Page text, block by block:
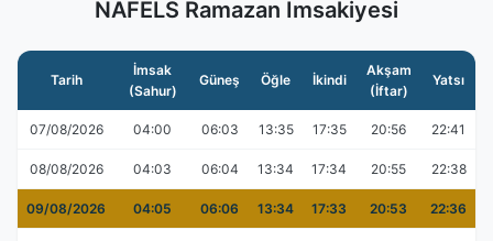
NAFELS Ramazan İmsakiyesi
Tarih
İmsak
(Sahur)
Güneş Öğle İkindi
Akşam
(İftar)
Yatsı
07/08/2026 04:00 06:03 13:35 17:35 20:56 22:41
08/08/2026 04:03 06:04 13:34 17:34 20:55 22:38
09/08/2026 04:05 06:06 13:34 17:33 20:53 22:36